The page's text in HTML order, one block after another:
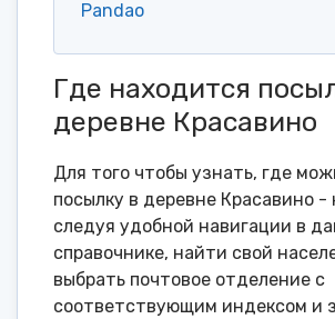
Pandao
Где находится
деревне Красавино
Для того чтобы узнать, где
посылку в деревне Красавино -
следуя удобной навигации в
справочнике, найти свой
выбрать почтовое отделение с
соответствующим индексом и